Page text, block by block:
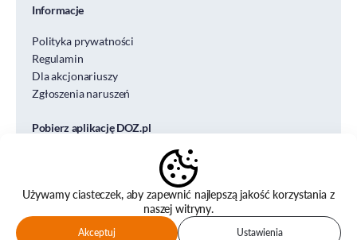
Informacje
Polityka prywatności
Regulamin
Dla akcjonariuszy
Zgłoszenia naruszeń
Pobierz aplikację DOZ.pl
© DOZ S.A. DESIGN&CODE
Używamy ciasteczek, aby zapewnić najlepszą jakość korzystania z
naszej witryny.
Akceptuj Ustawienia